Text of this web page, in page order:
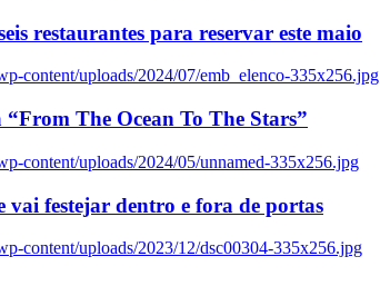
restaurantes para reservar este maio
content/uploads/2024/07/emb_elenco-335x256.jpg
The Ocean To The Stars”
content/uploads/2024/05/unnamed-335x256.jpg
vai festejar dentro e fora de portas
content/uploads/2023/12/dsc00304-335x256.jpg